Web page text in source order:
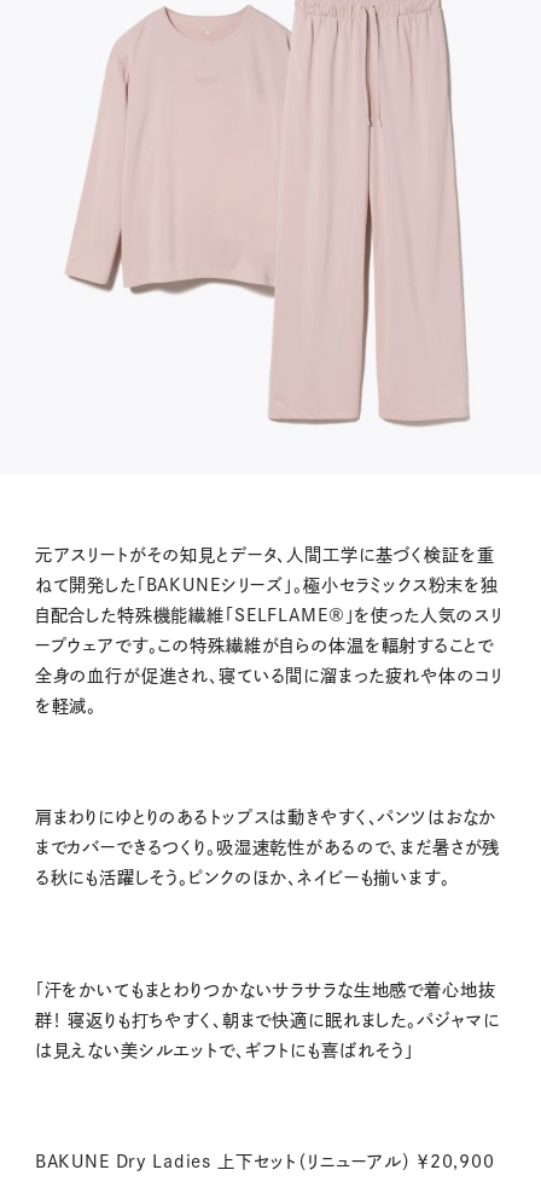
元アスリートがその知見とデータ、人間工学に基づく検証を重
ねて開発した「BAKUNEシリーズ」。極小セラミックス粉末を独
自配合した特殊機能繊維「SELFLAME®︎」を使った人気のスリ
ープウェアです。この特殊繊維が自らの体温を輻射することで
全身の血行が促進され、寝ている間に溜まった疲れや体のコリ
を軽減。
肩まわりにゆとりのあるトップスは動きやすく、パンツはおなか
までカバーできるつくり。吸湿速乾性があるので、まだ暑さが残
る秋にも活躍しそう。ピンクのほか、ネイビーも揃います。
「汗をかいてもまとわりつかないサラサラな生地感で着心地抜
群！ 寝返りも打ちやすく、朝まで快適に眠れました。パジャマに
は見えない美シルエットで、ギフトにも喜ばれそう」
BAKUNE Dry Ladies 上下セット（リニューアル） ￥20,900